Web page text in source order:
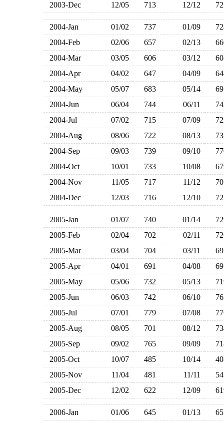
2003-Dec
12/05 713 12/12
2004-Jan 01/02 737 01/09
2004-Feb
02/06 657 02/13
2004-Mar
03/05 606 03/12
2004-Apr
04/02 647 04/09
2004-May
05/07 683 05/14
2004-Jun
06/04 744 06/11
2004-Jul
07/02 715 07/09
2004-Aug
08/06 722 08/13
2004-Sep
09/03 739 09/10
2004-Oct
10/01 733 10/08
2004-Nov
11/05 717 11/12
2004-Dec
12/03 716 12/10
2005-Jan 01/07 740 01/14
2005-Feb
02/04 702 02/11
2005-Mar
03/04 704 03/11
2005-Apr
04/01 691 04/08
2005-May
05/06 732 05/13
2005-Jun
06/03 742 06/10
2005-Jul
07/01 779 07/08
2005-Aug
08/05 701 08/12
2005-Sep
09/02 765 09/09
2005-Oct
10/07 485 10/14
2005-Nov
11/04 481 11/11
2005-Dec
12/02 622 12/09
2006-Jan 01/06 645 01/13